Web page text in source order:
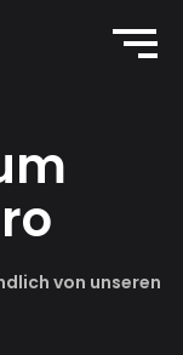
von unseren